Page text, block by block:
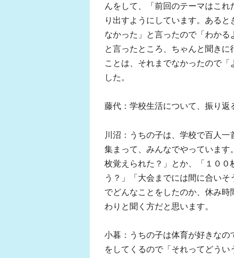
んをして、「前回のテーマはこ
り出すようにしています。ある
なかった」と言ったので「わかる
と言ったところ、ちゃんと聞き
ことは、それまでなかったので
した。
藤代：学校生活について、振り返
川沼：うちの子は、学校で百人
集まって、みんなでやっていま
枚覚えられた？」とか、「１０
う？」「大会までには間に合い
でどんなことをしたのか、休み時
わりと聞く方だと思います。
小暮：うちの子は体育が好きな
をしてくるので「それってどう